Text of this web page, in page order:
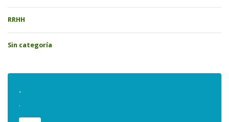
RRHH
Sin categoría
.
.